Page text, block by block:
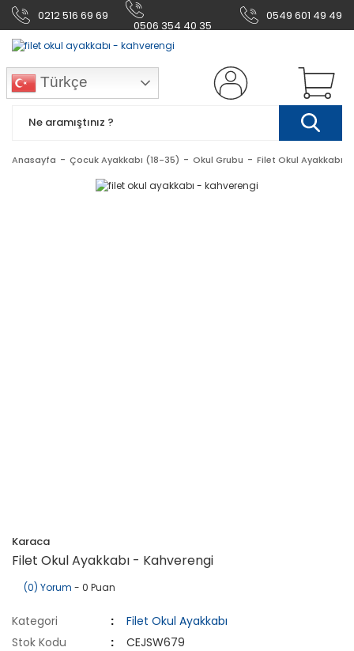
0212 516 69 69
0506 354 40 35
0549 601 49 49
Türkçe
Anasayfa Çocuk Ayakkabı (18-35) Okul Grubu Filet Okul Ayakkabı
Karaca
Filet Okul Ayakkabı - Kahverengi
(0) Yorum - 0 Puan
Kategori
Filet Okul Ayakkabı
Stok Kodu
CEJSW679